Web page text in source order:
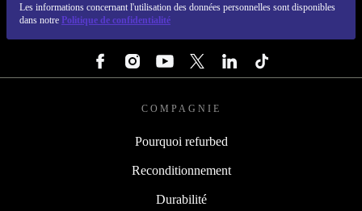
Les informations concernant l'utilisation des données personnelles sont disponibles
dans notre Politique de confidentialité
COMPAGNIE
Pourquoi refurbed
Reconditionnement
Durabilité